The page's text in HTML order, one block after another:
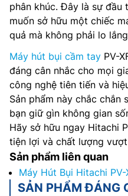
phân khúc. Đây là sự đầu
muốn sở hữu một chiếc
quả mà không phải lo
Máy hút bụi cầm tay PV-
đáng cân nhắc cho mọi
công nghệ tiên tiến và
Sản phẩm này chắc
bạn giữ gìn không gian
Hãy sở hữu ngay Hitachi
tiện lợi và chất lượng
Sản phẩm liên quan
Máy Hút Bụi Hitachi PV-
SẢN PHẨM ĐÁNG